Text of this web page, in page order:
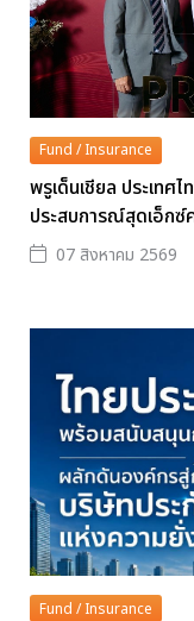
Fund / Insurance
พรูเด็นเชียล ประเทศ
ประสบการณ์สุดเอ็ก
07 สิงหาคม 2569
Fund / Insurance